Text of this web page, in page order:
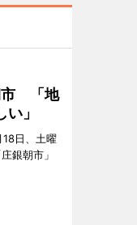
市 「地
」
日、土曜
銀朝市」